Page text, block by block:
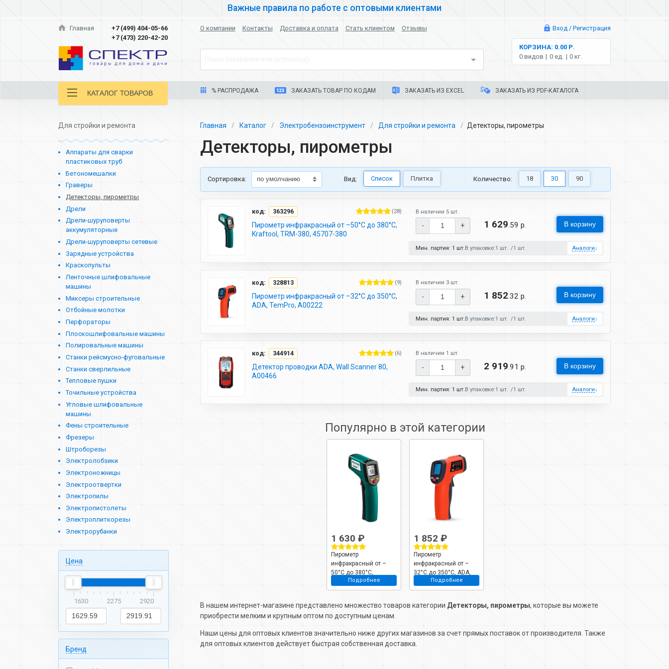
Важные правила по работе с оптовыми клиентами
Главная
+7 (499) 404-05-66
+7 (473) 220-42-20
О компании Контакты Доставка и оплата Стать клиентом Отзывы Вход / Регистрация
КОРЗИНА: 0.00 Р.
0 видов
0 ед. 0 кг.
КАТАЛОГ ТОВАРОВ % РАСПРОДАЖА ЗАКАЗАТЬ ТОВАР ПО КОДАМ ЗАКАЗАТЬ ИЗ EXCEL ЗАКАЗАТЬ ИЗ PDF-КАТАЛОГА
Для стройки и ремонта
Аппараты для сварки
пластиковых труб
Бетономешалки
Граверы
Детекторы, пирометры
Дрели
Дрели-шуруповерты
аккумуляторные
Дрели-шуруповерты сетевые
Зарядные устройства
Краскопульты
Ленточные шлифовальные
машины
Миксеры строительные
Отбойные молотки
Перфораторы
Плоскошлифовальные машины
Полировальные машины
Станки рейсмусно-фуговальные
Станки сверлильные
Тепловые пушки
Точильные устройства
Угловые шлифовальные
машины
Фены строительные
Фрезеры
Штроборезы
Электролобзики
Электроножницы
Электроотвертки
Электропилы
Электропистолеты
Электроплиткорезы
Электрорубанки
Цена
1630 2275 2920
Бренд
Главная Каталог Электробензоинструмент Для стройки и ремонта Детекторы, пирометры
Детекторы, пирометры
Cортировка: Вид: Список Плитка Количество: 18 30 90
код: 363296 (28)
Пирометр инфракрасный от –50°С до 380°С,
Kraftool, TRM-380, 45707-380
В наличии 5 шт.
- + 1 629.59 р. В корзину
Мин. партия: 1 шт. В упаковке:1 шт. 1 шт. Аналоги↓
код: 328813 (9)
Пирометр инфракрасный от –32°С до 350°С,
ADA, TemPro, А00222
В наличии 3 шт.
- + 1 852.32 р. В корзину
Мин. партия: 1 шт.В упаковке:1 шт. 1 шт. Аналоги↓
код: 344914 (6)
Детектор проводки ADA, Wall Scanner 80,
А00466
В наличии 1 шт.
- + 2 919.91 р. В корзину
Мин. партия: 1 шт. В упаковке:1 шт. 1 шт. Аналоги↓
Популярно в этой категории
1 630 ₽
Пирометр
инфракрасный от –
50°С до 380°С,
Kraftool, TRM-380,
45707-380
Подробнее
1 852 ₽
Пирометр
инфракрасный от –
32°С до 350°С, ADA,
TemPro, А00222
Подробнее
В нашем интернет-магазине представлено множество товаров категории Детекторы, пирометры, которые вы можете
приобрести мелким и крупным оптом по доступным ценам.
Наши цены для оптовых клиентов значительно ниже других магазинов за счет прямых поставок от производителя. Также
для оптовых клиентов действует быстрая собственная доставка.